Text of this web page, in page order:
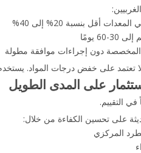
أقل بنسبة 20% إلى 40%
يومًا
المخصصة دون إجراءات موافقة مطولة
تعتمد على خفض درجات المواد. يستخدم
على المدى الطويل
التقييم.
على تحسين الكفاءة من خلال:
المركزي